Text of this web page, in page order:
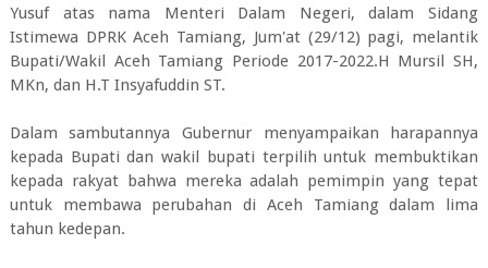
Yusuf atas nama Menteri Dalam Negeri, dalam Sidang
Istimewa DPRK Aceh Tamiang, Jum'at (29/12) pagi, melantik
Bupati/Wakil Aceh Tamiang Periode 2017-2022.H Mursil SH,
MKn, dan H.T Insyafuddin ST.
Dalam sambutannya Gubernur menyampaikan harapannya
kepada Bupati dan wakil bupati terpilih untuk membuktikan
kepada rakyat bahwa mereka adalah pemimpin yang tepat
untuk membawa perubahan di Aceh Tamiang dalam lima
tahun kedepan.